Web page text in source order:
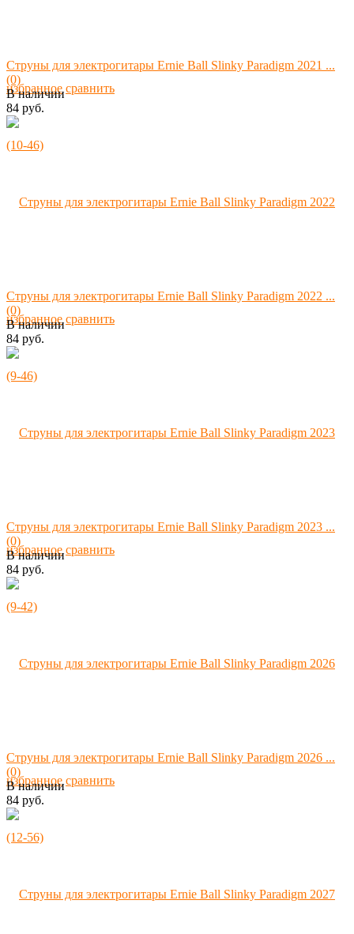
избранное сравнить
избранное сравнить
Струны для электрогитары Ernie Ball Slinky Paradigm 2021 ...
(0)
В наличии
84 руб.
избранное сравнить
Струны для электрогитары Ernie Ball Slinky Paradigm 2022 ...
(0)
В наличии
84 руб.
избранное сравнить
Струны для электрогитары Ernie Ball Slinky Paradigm 2023 ...
(0)
В наличии
84 руб.
Струны для электрогитары Ernie Ball Slinky Paradigm 2026 ...
(0)
В наличии
84 руб.